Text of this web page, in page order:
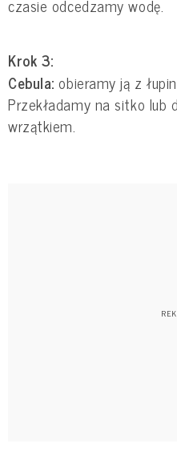
czasie odcedzamy wodę.
Krok 3:
Cebula:obieramy ją z
Przekładamy na sitko lub
wrzątkiem.